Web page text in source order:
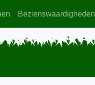
Bezienswaardigheden